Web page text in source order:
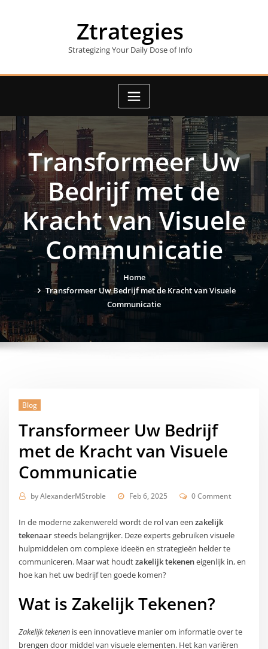
Ztrategies
Strategizing Your Daily Dose of Info
Transformeer Uw
Bedrijf met de
Kracht van Visuele
Communicatie
Home
Transformeer Uw Bedrijf met de Kracht van Visuele
Communicatie
Blog
Transformeer Uw Bedrijf
met de Kracht van Visuele
Communicatie
byAlexanderMStroble Feb 6, 2025 0 Comment
In de moderne zakenwereld wordt de rol van eenzakelijk
tekenaarsteeds belangrijker. Deze experts gebruiken visuele
hulpmiddelen om complexe ideeën en strategieën helder te
communiceren. Maar wat houdtzakelijk tekeneneigenlijk in, en
hoe kan het uw bedrijf ten goede komen?
Wat is Zakelijk Tekenen?
Zakelijk tekenen is een innovatieve manier om informatie over te
brengen door middel van visuele elementen. Het kan variëren